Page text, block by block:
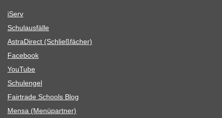
iServ
Schul­aus­fälle
Astra­Di­rect (Schließ­fä­cher)
Face­book
You­Tube
Schul­en­gel
Fair­trade Schools Blog
Mensa (Menü­part­ner)